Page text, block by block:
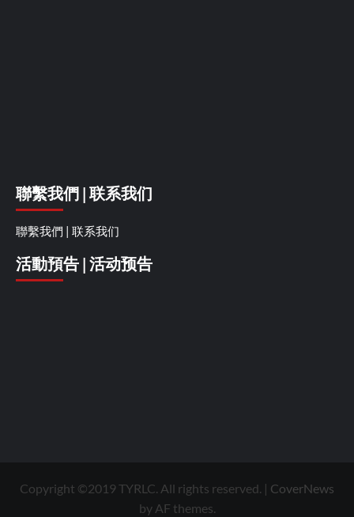
聯繫我們 | 联系我们
聯繫我們 | 联系我们
活動預告 | 活动预告
Copyright ©2019 TYRLC. All rights reserved. | CoverNews
by AF themes.